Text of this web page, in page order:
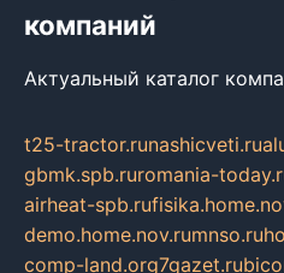
компаний
Актуальный каталог
t25-tractor.runashicveti.ru
gbmk.spb.ruromania-
airheat-spb.ru
demo.home.nov.rumnso.ru
comp-land.org7gazet.ru